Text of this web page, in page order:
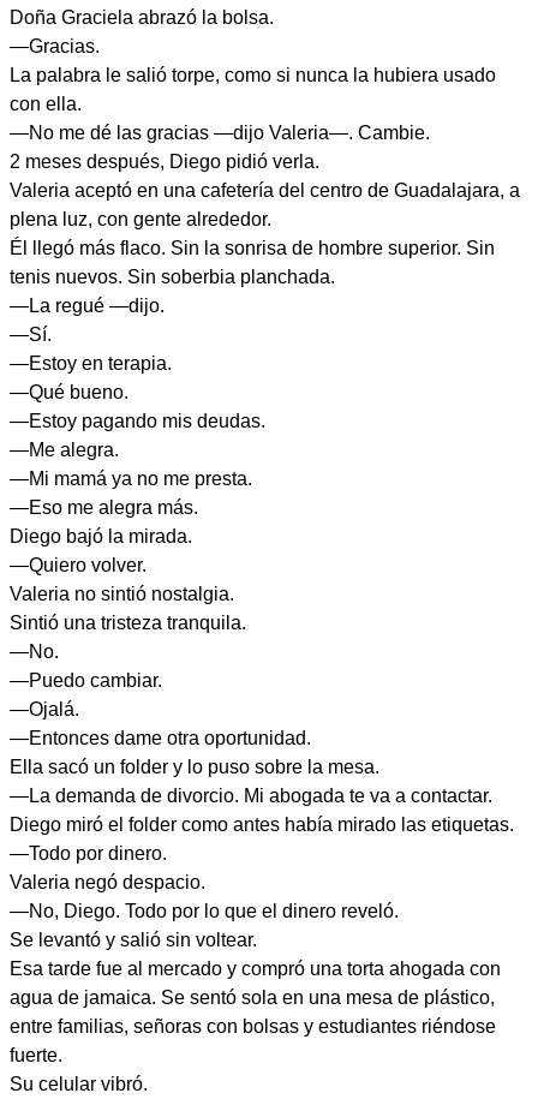
Doña Graciela abrazó la bolsa.
—Gracias.
La palabra le salió torpe, como si nunca la hubiera usado
con ella.
—No me dé las gracias —dijo Valeria—. Cambie.
2 meses después, Diego pidió verla.
Valeria aceptó en una cafetería del centro de Guadalajara, a
plena luz, con gente alrededor.
Él llegó más flaco. Sin la sonrisa de hombre superior. Sin
tenis nuevos. Sin soberbia planchada.
—La regué —dijo.
—Sí.
—Estoy en terapia.
—Qué bueno.
—Estoy pagando mis deudas.
—Me alegra.
—Mi mamá ya no me presta.
—Eso me alegra más.
Diego bajó la mirada.
—Quiero volver.
Valeria no sintió nostalgia.
Sintió una tristeza tranquila.
—No.
—Puedo cambiar.
—Ojalá.
—Entonces dame otra oportunidad.
Ella sacó un folder y lo puso sobre la mesa.
—La demanda de divorcio. Mi abogada te va a contactar.
Diego miró el folder como antes había mirado las etiquetas.
—Todo por dinero.
Valeria negó despacio.
—No, Diego. Todo por lo que el dinero reveló.
Se levantó y salió sin voltear.
Esa tarde fue al mercado y compró una torta ahogada con
agua de jamaica. Se sentó sola en una mesa de plástico,
entre familias, señoras con bolsas y estudiantes riéndose
fuerte.
Su celular vibró.